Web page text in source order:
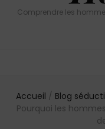
Comprendre les
Accueil / Blog
Pourquoi les